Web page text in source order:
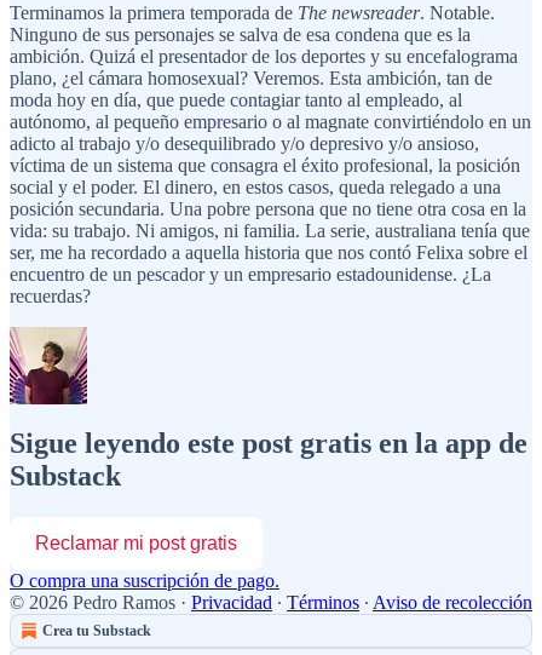
Terminamos la primera temporada de The newsreader. Notable.
Ninguno de sus personajes se salva de esa condena que es la
ambición. Quizá el presentador de los deportes y su encefalograma
plano, ¿el cámara homosexual? Veremos. Esta ambición, tan de
moda hoy en día, que puede contagiar tanto al empleado, al
autónomo, al pequeño empresario o al magnate convirtiéndolo en un
adicto al trabajo y/o desequilibrado y/o depresivo y/o ansioso,
víctima de un sistema que consagra el éxito profesional, la posición
social y el poder. El dinero, en estos casos, queda relegado a una
posición secundaria. Una pobre persona que no tiene otra cosa en la
vida: su trabajo. Ni amigos, ni familia. La serie, australiana tenía que
ser, me ha recordado a aquella historia que nos contó Felixa sobre el
encuentro de un pescador y un empresario estadounidense. ¿La
recuerdas?
Sigue leyendo este post gratis en la app de
Substack
Reclamar mi post gratis
O compra una suscripción de pago.
© 2026 Pedro Ramos · Privacidad ∙ Términos ∙ Aviso de recolección
Crea tu Substack